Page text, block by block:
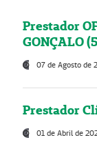
Prestador
GONÇALO
07 de Agosto de
Prestador
01 de Abril de